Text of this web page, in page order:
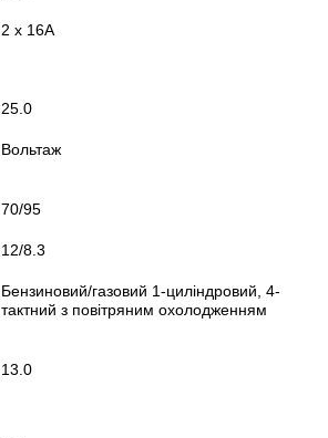
2 х 16A
25.0
Вольтаж
70/95
12/8.3
Бензиновий/газовий 1-циліндровий, 4-
тактний з повітряним охолодженням
13.0